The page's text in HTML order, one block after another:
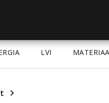
LVI